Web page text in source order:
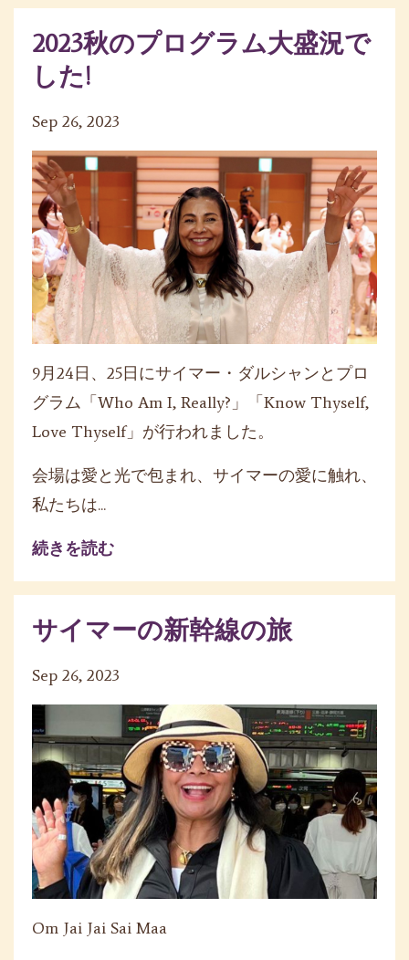
2023秋のプログラム大盛況で
した!
Sep 26, 2023
9月24日、25日にサイマー・ダルシャンとプロ
グラム「Who Am I, Really?」「Know Thyself,
Love Thyself」が行われました。
会場は愛と光で包まれ、サイマーの愛に触れ、
私たちは...
続きを読む
サイマーの新幹線の旅
Sep 26, 2023
Om Jai Jai Sai Maa